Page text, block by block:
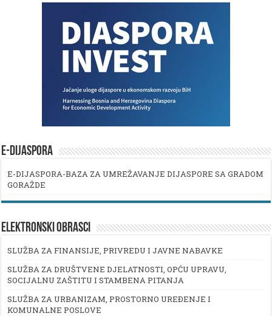
E-DIJASPORA
E-DIJASPORA-BAZA ZA UMREŽAVANJE DIJASPORE SA GRADOM
GORAŽDE
ELEKTRONSKI OBRASCI
SLUŽBA ZA FINANSIJE, PRIVREDU I JAVNE NABAVKE
SLUŽBA ZA DRUŠTVENE DJELATNOSTI, OPĆU UPRAVU,
SOCIJALNU ZAŠTITU I STAMBENA PITANJA
SLUŽBA ZA URBANIZAM, PROSTORNO UREĐENJE I
KOMUNALNE POSLOVE